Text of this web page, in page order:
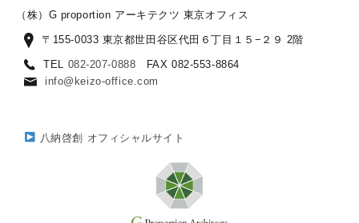
（株）G proportion アーキテクツ 東京オフィス
〒155-0033 東京都世田谷区代田６丁目１５−２９ 2階
TEL 082-207-0888 FAX 082-553-8864
info@keizo-office.com
八納啓創 オフィシャルサイト